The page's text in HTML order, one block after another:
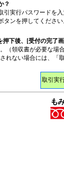
？
引実行パスワードを
ンを押してください
下後、[受付の完了
（領収書が必要な場
れない場合には、「
取引実